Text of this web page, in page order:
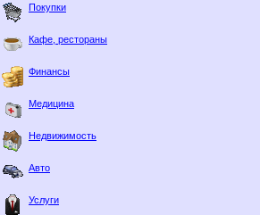
Покупки
Кафе, рестораны
Финансы
Медицина
Недвижимость
Авто
Услуги